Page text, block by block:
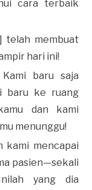
cara terbaik
telah membuat
hari ini!
baru saja
baru ke ruang
dan kami
menunggu!
kami mencapai
pasien—sekali
yang dia